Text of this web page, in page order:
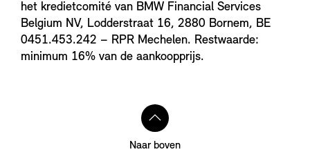
het kredietcomité van BMW Financial Services
Belgium NV, Lodderstraat 16, 2880 Bornem, BE
0451.453.242 – RPR Mechelen. Restwaarde:
minimum 16% van de aankoopprijs.
Naar boven